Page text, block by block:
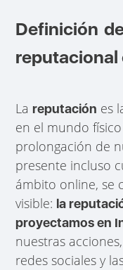
Definición
reputacional
Lareputación es
en el mundo
prolongación de
presente incluso
ámbito online, se
visible: la
proyectamos en
nuestras
redes sociales y